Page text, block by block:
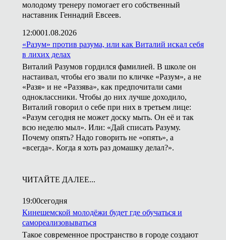
молодому тренеру помогает его собственный
наставник Геннадий Евсеев.
12:0001.08.2026
«Разум» против разума, или как Виталий искал себя
в лихих делах
Виталий Разумов гордился фамилией. В школе он
настаивал, чтобы его звали по кличке «Разум», а не
«Разя» и не «Раззява», как предпочитали сами
одноклассники. Чтобы до них лучше доходило,
Виталий говорил о себе при них в третьем лице:
«Разум сегодня не может доску мыть. Он её и так
всю неделю мыл». Или: «Дай списать Разуму.
Почему опять? Надо говорить не «опять», а
«всегда». Когда я хоть раз домашку делал?».
ЧИТАЙТЕ ДАЛЕЕ...
19:00сегодня
Кинешемской молодёжи будет где обучаться и
самореализовываться
Такое современное пространство в городе создают